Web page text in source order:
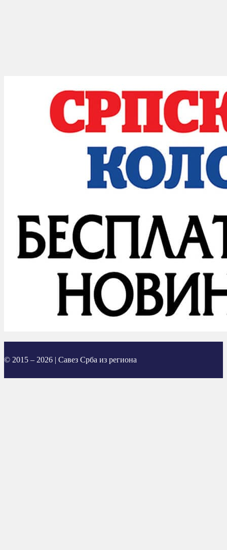
© 2015 – 2026 | Савез Срба из региона